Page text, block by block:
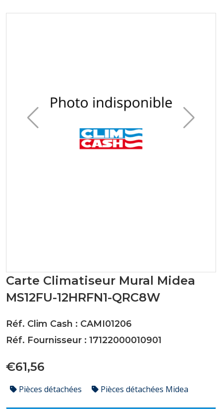
Carte Climatiseur Mural Midea
MS12FU-12HRFN1-QRC8W
Réf. Clim Cash : CAMI01206
Réf. Fournisseur : 17122000010901
€61,56
Pièces détachées Pièces détachées Midea